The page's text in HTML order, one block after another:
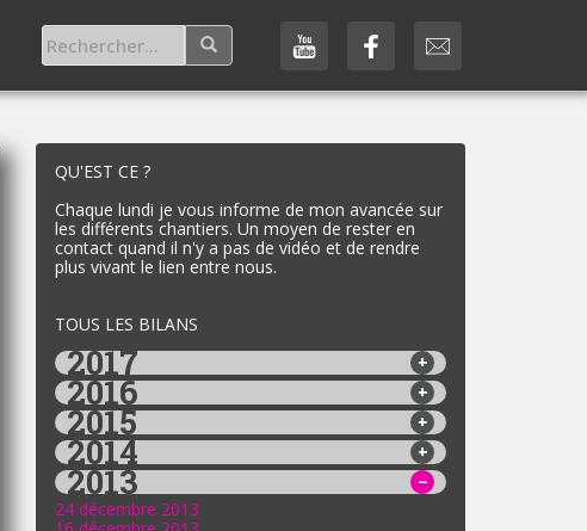
QU'EST CE ?
Chaque lundi je vous informe de mon avancée sur
les différents chantiers. Un moyen de rester en
contact quand il n'y a pas de vidéo et de rendre
plus vivant le lien entre nous.
TOUS LES BILANS
2017
2016
2015
2014
2013
24 décembre 2013